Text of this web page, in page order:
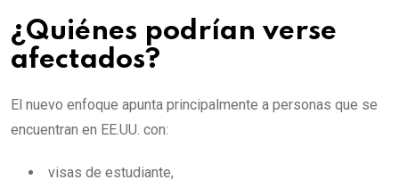
¿Quiénes podrían verse
afectados?
El nuevo enfoque apunta principalmente a personas que se
encuentran en EE.UU. con:
visas de estudiante,